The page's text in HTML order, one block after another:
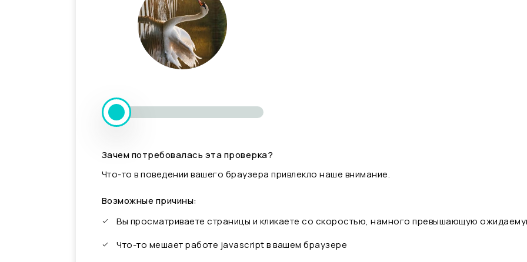
Зачем потребовалась эта проверка?
Что-то в поведении вашего браузера привлекло наше внимание.
Возможные причины:
Вы просматриваете страницы и кликаете со скоростью, намного превышающую
Что-то мешает работе javascript в вашем браузере